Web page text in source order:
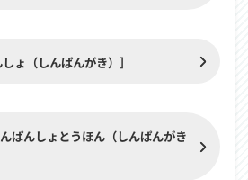
しょ（しんぱんがき）］
んぱんしょとうほん（しんぱんがき